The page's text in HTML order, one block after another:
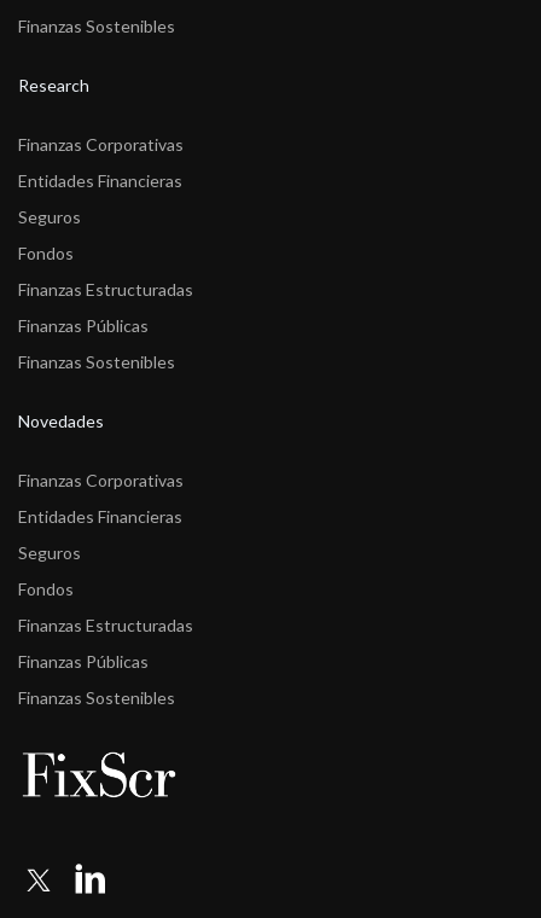
Finanzas Sostenibles
Research
Finanzas Corporativas
Entidades Financieras
Seguros
Fondos
Finanzas Estructuradas
Finanzas Públicas
Finanzas Sostenibles
Novedades
Finanzas Corporativas
Entidades Financieras
Seguros
Fondos
Finanzas Estructuradas
Finanzas Públicas
Finanzas Sostenibles